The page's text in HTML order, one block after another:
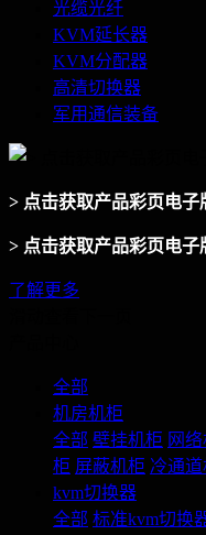
光缆光纤
KVM延长器
KVM分配器
高清切换器
军用通信装备
> 点击获取产品彩页电子
> 点击获取产品彩页电子
了解更多
全部
机房机柜
全部 壁挂机柜 网
柜 屏蔽机柜 冷通道
kvm切换器
全部 标准kvm切换